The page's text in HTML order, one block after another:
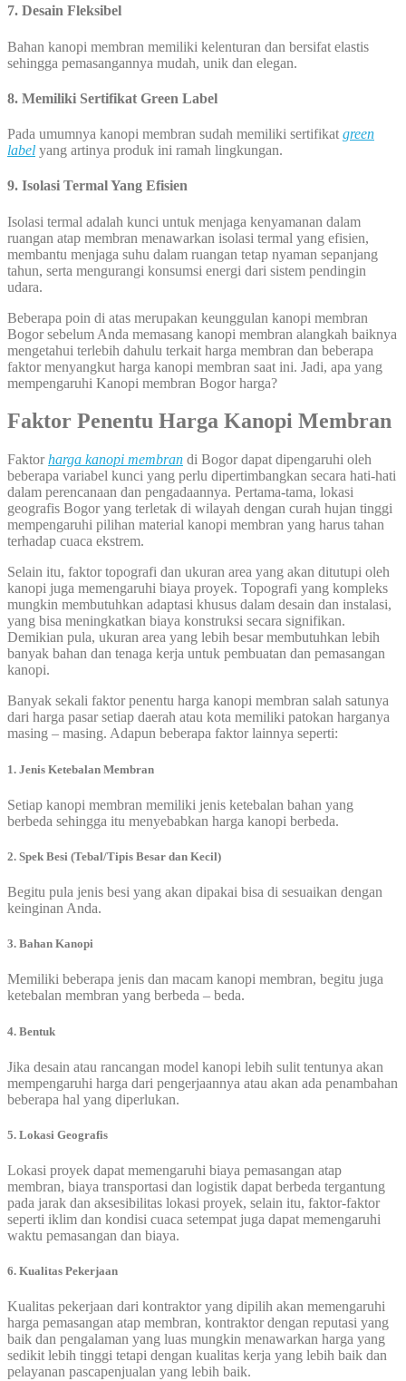
7. Desain Fleksibel
Bahan kanopi membran memiliki kelenturan dan bersifat elastis
sehingga pemasangannya mudah, unik dan elegan.
8. Memiliki Sertifikat Green Label
Pada umumnya kanopi membran sudah memiliki sertifikat green
label yang artinya produk ini ramah lingkungan.
9. Isolasi Termal Yang Efisien
Isolasi termal adalah kunci untuk menjaga kenyamanan dalam
ruangan atap membran menawarkan isolasi termal yang efisien,
membantu menjaga suhu dalam ruangan tetap nyaman sepanjang
tahun, serta mengurangi konsumsi energi dari sistem pendingin
udara.
Beberapa poin di atas merupakan keunggulan kanopi membran
Bogor sebelum Anda memasang kanopi membran alangkah baiknya
mengetahui terlebih dahulu terkait harga membran dan beberapa
faktor menyangkut harga kanopi membran saat ini. Jadi, apa yang
mempengaruhi Kanopi membran Bogor harga?
Faktor Penentu Harga Kanopi Membran
Faktorharga kanopi membran di Bogor dapat dipengaruhi oleh
beberapa variabel kunci yang perlu dipertimbangkan secara hati-hati
dalam perencanaan dan pengadaannya. Pertama-tama, lokasi
geografis Bogor yang terletak di wilayah dengan curah hujan tinggi
mempengaruhi pilihan material kanopi membran yang harus tahan
terhadap cuaca ekstrem.
Selain itu, faktor topografi dan ukuran area yang akan ditutupi oleh
kanopi juga memengaruhi biaya proyek. Topografi yang kompleks
mungkin membutuhkan adaptasi khusus dalam desain dan instalasi,
yang bisa meningkatkan biaya konstruksi secara signifikan.
Demikian pula, ukuran area yang lebih besar membutuhkan lebih
banyak bahan dan tenaga kerja untuk pembuatan dan pemasangan
kanopi.
Banyak sekali faktor penentu harga kanopi membran salah satunya
dari harga pasar setiap daerah atau kota memiliki patokan harganya
masing – masing. Adapun beberapa faktor lainnya seperti:
1. Jenis Ketebalan Membran
Setiap kanopi membran memiliki jenis ketebalan bahan yang
berbeda sehingga itu menyebabkan harga kanopi berbeda.
2. Spek Besi (Tebal/Tipis Besar dan Kecil)
Begitu pula jenis besi yang akan dipakai bisa di sesuaikan dengan
keinginan Anda.
3. Bahan Kanopi
Memiliki beberapa jenis dan macam kanopi membran, begitu juga
ketebalan membran yang berbeda – beda.
4. Bentuk
Jika desain atau rancangan model kanopi lebih sulit tentunya akan
mempengaruhi harga dari pengerjaannya atau akan ada penambahan
beberapa hal yang diperlukan.
5. Lokasi Geografis
Lokasi proyek dapat memengaruhi biaya pemasangan atap
membran, biaya transportasi dan logistik dapat berbeda tergantung
pada jarak dan aksesibilitas lokasi proyek, selain itu, faktor-faktor
seperti iklim dan kondisi cuaca setempat juga dapat memengaruhi
waktu pemasangan dan biaya.
6. Kualitas Pekerjaan
Kualitas pekerjaan dari kontraktor yang dipilih akan memengaruhi
harga pemasangan atap membran, kontraktor dengan reputasi yang
baik dan pengalaman yang luas mungkin menawarkan harga yang
sedikit lebih tinggi tetapi dengan kualitas kerja yang lebih baik dan
pelayanan pascapenjualan yang lebih baik.